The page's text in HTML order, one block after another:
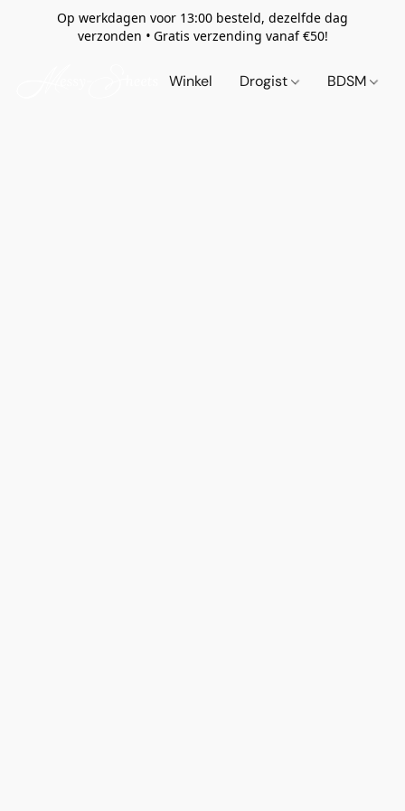
Op werkdagen voor 13:00 besteld, dezelfde dag
verzonden • Gratis verzending vanaf €50!
Winkel Drogist BDSM